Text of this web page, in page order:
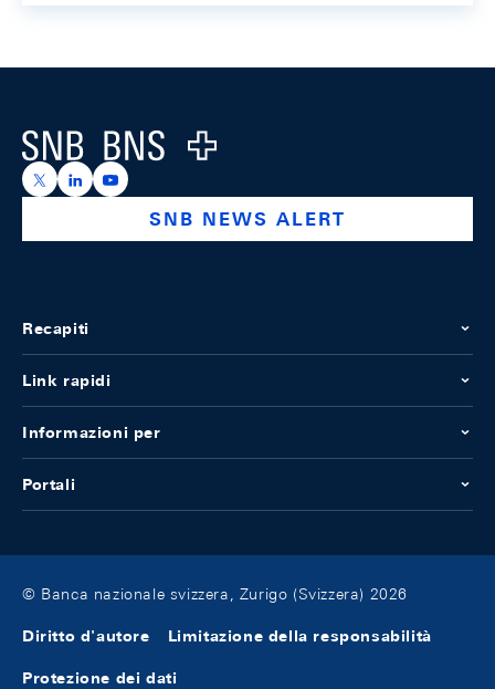
Logo
https://x.com/snb_bns
https://ch.linkedin.com/company/swiss-national-
https://www.youtube.com/@swissnationalbank
SNB NEWS ALERT
Recapiti
Link rapidi
Informazioni per
Portali
© Banca nazionale svizzera, Zurigo (Svizzera) 2026
Diritto d'autore Limitazione della responsabilità
Protezione dei dati